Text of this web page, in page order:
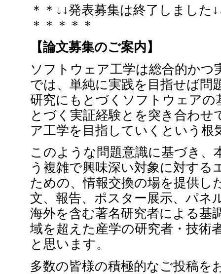
＊＊↓↓発表募集は終了しました
＊＊＊＊＊
【論文募集のご案内】
ソフトウェア工学は総合的か
では、単純に実践を目指せば問
研究にもとづくソフトウェアの
とづく実証経験とを突き合わ
ア工学を目指していくという
このような問題意識に基づき
う複雑で興味深い対象に対す
ための、情報交換の場を提供し
文、報告、ポスター展示、パネ
海外を含む著名研究者による基
域を超えた産学の研究者・技術
と思います。
多数の皆様の積極的なご投稿を